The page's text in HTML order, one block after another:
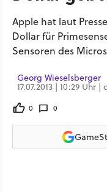
Apple hat laut
Dollar für
Sensoren des
Georg Wieselsberger
17.07.2013 | 10:29 Uhr
0 0